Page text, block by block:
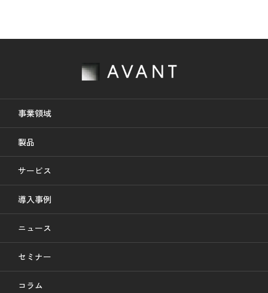
k
事業領域
製品
サービス
導入事例
ニュース
セミナー
コラム